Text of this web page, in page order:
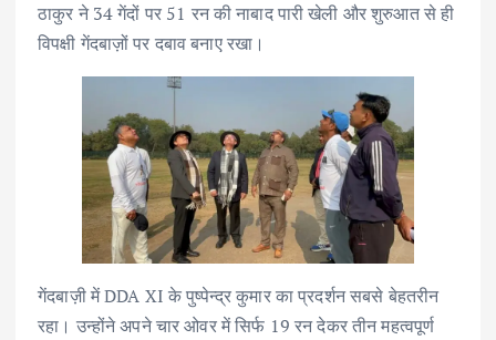
ठाकुर ने 34 गेंदों पर 51 रन की नाबाद पारी खेली और शुरुआत से ही
विपक्षी गेंदबाज़ों पर दबाव बनाए रखा।
गेंदबाज़ी में DDA XI के पुष्पेन्द्र कुमार का प्रदर्शन सबसे बेहतरीन
रहा। उन्होंने अपने चार ओवर में सिर्फ 19 रन देकर तीन महत्वपूर्ण